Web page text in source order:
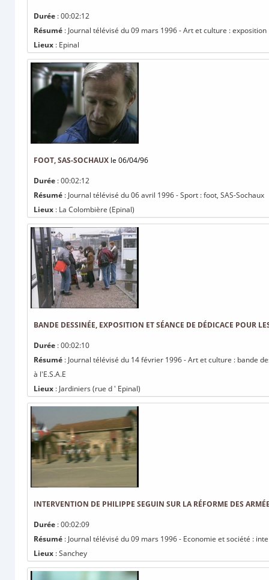
Durée : 00:02:12
Résumé : Journal télévisé du 09 mars 1996 - Art et culture :
Lieux : Epinal
FOOT, SAS-SOCHAUX le 06/04/96
Durée : 00:02:12
Résumé : Journal télévisé du 06 avril 1996 - Sport : foot, SAS-Sochaux
Lieux : La Colombière (Epinal)
BANDE DESSINÉE, EXPOSITION ET SÉANCE DE DÉDICACE POUR
Durée : 00:02:10
Résumé : Journal télévisé du 14 février 1996 - Art et culture : bande
à l'E.S.A.E
Lieux : Jardiniers (rue d ' Epinal)
INTERVENTION DE PHILIPPE SEGUIN SUR LA RÉFORME DES
Durée : 00:02:09
Résumé : Journal télévisé du 09 mars 1996 - Economie et société :
Lieux : Sanchey